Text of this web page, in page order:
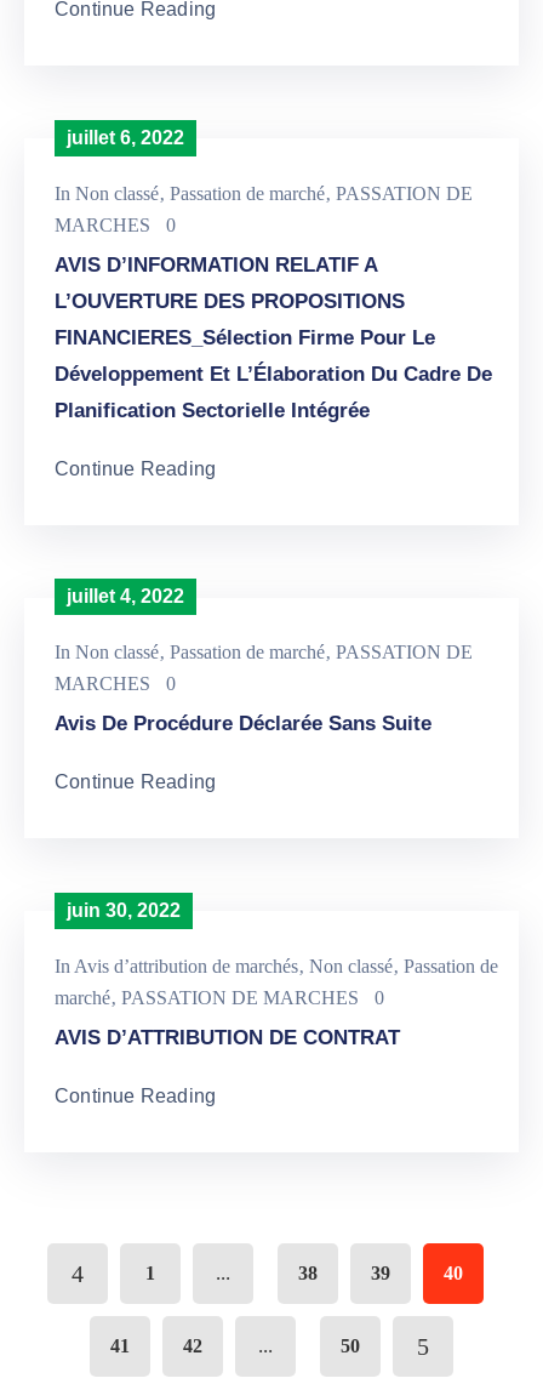
Continue Reading
juillet 6, 2022
In Non classé‚ Passation de marché‚ PASSATION DE
MARCHES
0
AVIS D’INFORMATION RELATIF A
L’OUVERTURE DES PROPOSITIONS
FINANCIERES_Sélection Firme Pour Le
Développement Et L’Élaboration Du Cadre De
Planification Sectorielle Intégrée
Continue Reading
juillet 4, 2022
In Non classé‚ Passation de marché‚ PASSATION DE
MARCHES
0
Avis De Procédure Déclarée Sans Suite
Continue Reading
juin 30, 2022
In Avis d’attribution de marchés‚ Non classé‚ Passation de
marché‚ PASSATION DE MARCHES 0
AVIS D’ATTRIBUTION DE CONTRAT
Continue Reading
1 ... 38 39 40
41 42 ... 50